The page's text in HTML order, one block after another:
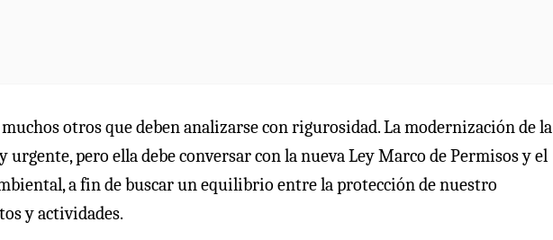
otros que deben analizarse con rigurosidad. La modernización de la
pero ella debe conversar con la nueva Ley Marco de Permisos y el
a fin de buscar un equilibrio entre la protección de nuestro
y actividades.